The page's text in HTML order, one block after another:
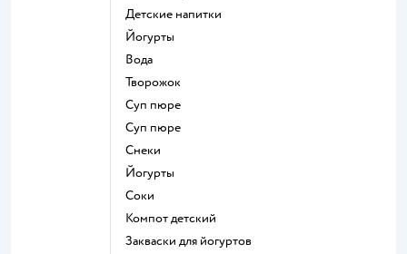
детские напитки
йогурты
Вода
творожок
суп пюре
суп пюре
Снеки
йогурты
Соки
компот детский
Закваски для йогуртов